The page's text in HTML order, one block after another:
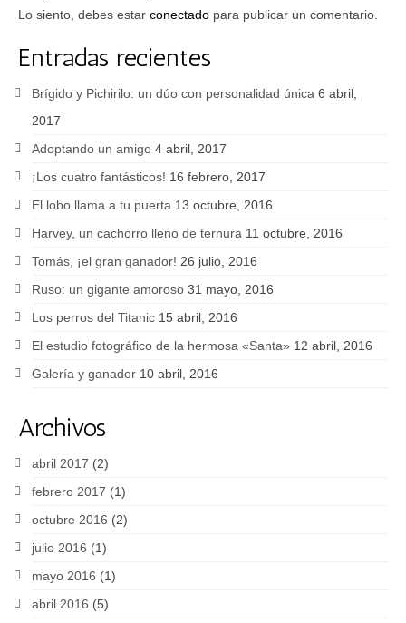
Lo siento, debes estar conectado para publicar un comentario.
Entradas recientes
Brígido y Pichirilo: un dúo con personalidad única 6 abril,
2017
Adoptando un amigo 4 abril, 2017
¡Los cuatro fantásticos! 16 febrero, 2017
El lobo llama a tu puerta 13 octubre, 2016
Harvey, un cachorro lleno de ternura 11 octubre, 2016
Tomás, ¡el gran ganador! 26 julio, 2016
Ruso: un gigante amoroso 31 mayo, 2016
Los perros del Titanic 15 abril, 2016
El estudio fotográfico de la hermosa «Santa» 12 abril, 2016
Galería y ganador 10 abril, 2016
Archivos
abril 2017 (2)
febrero 2017 (1)
octubre 2016 (2)
julio 2016 (1)
mayo 2016 (1)
abril 2016 (5)